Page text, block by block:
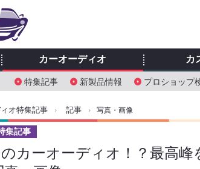
カーオーディオ
特集記事 新製品情報 プロショップ
カ
オ特集記事 › 記事 › 写真・画像
カーオーディオ！？最高峰
集記事